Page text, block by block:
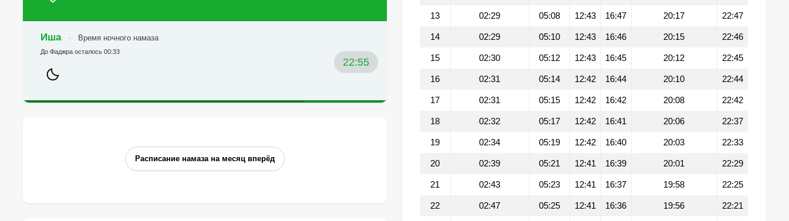
Иша Время ночного намаза
22:55
До Фаджра осталось 00:33
Расписание намаза на месяц вперёд
13 02:29 05:08 12:43 16:47 20:17 22:47
14 02:29 05:10 12:43 16:46 20:15 22:46
15 02:30 05:12 12:43 16:45 20:12 22:45
16 02:31 05:14 12:42 16:44 20:10 22:44
17 02:31 05:15 12:42 16:42 20:08 22:42
18 02:32 05:17 12:42 16:41 20:06 22:37
19 02:34 05:19 12:42 16:40 20:03 22:33
20 02:39 05:21 12:41 16:39 20:01 22:29
21 02:43 05:23 12:41 16:37 19:58 22:25
22 02:47 05:25 12:41 16:36 19:56 22:21